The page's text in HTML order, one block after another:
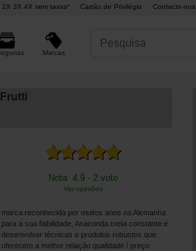
2X 3X 4X sem taxas² Cartão de Privilégio Contacte-nos
Marcas
Nota: 4.9 - 2 voto
Ver opiniões
marca reconhecida por muitos anos na Alemanha
para a sua fiabilidade, Anaconda meta constante é
desenvolver técnicas e produtos robustos que
oferecem a melhor relação qualidade / preço